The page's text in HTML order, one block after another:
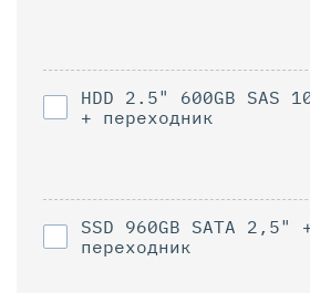
HDD 2.5" 600GB SAS
+ переходник
SSD 960GB SAТА 2,5"
переходник